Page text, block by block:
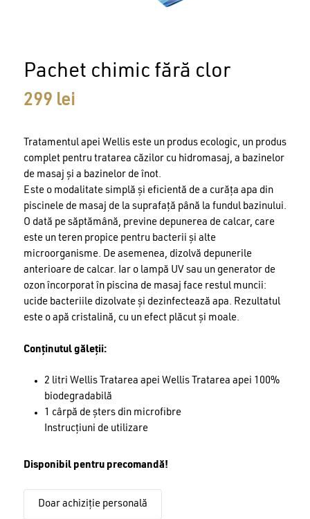
Pachet chimic fără clor
299 lei
Tratamentul apei Wellis este un produs ecologic, un produs
complet pentru tratarea căzilor cu hidromasaj, a bazinelor
de masaj și a bazinelor de înot.
Este o modalitate simplă și eficientă de a curăța apa din
piscinele de masaj de la suprafață până la fundul bazinului.
O dată pe săptămână, previne depunerea de calcar, care
este un teren propice pentru bacterii și alte
microorganisme. De asemenea, dizolvă depunerile
anterioare de calcar. Iar o lampă UV sau un generator de
ozon încorporat în piscina de masaj face restul muncii:
ucide bacteriile dizolvate și dezinfectează apa. Rezultatul
este o apă cristalină, cu un efect plăcut și moale.
Conținutul găleții:
2 litri Wellis Tratarea apei Wellis Tratarea apei 100%
biodegradabilă
1 cârpă de șters din microfibre
Instrucțiuni de utilizare
Disponibil pentru precomandă!
Doar achiziție personală